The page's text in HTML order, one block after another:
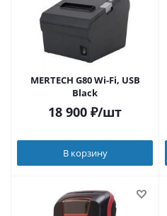
MERTECH G80 Wi-Fi, USB
Black
18 900 ₽/шт
В корзину